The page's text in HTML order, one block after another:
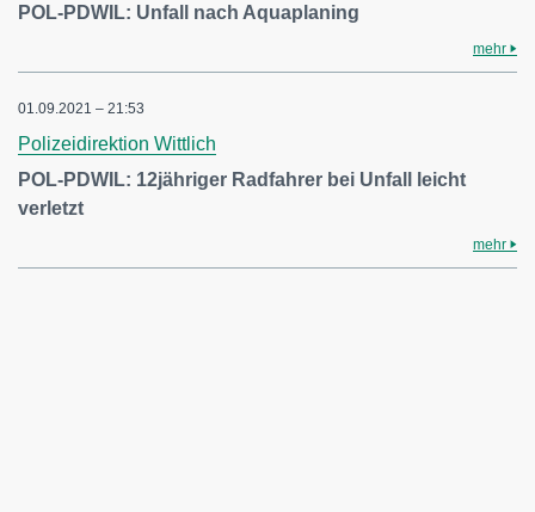
POL-PDWIL: Unfall nach Aquaplaning
mehr
01.09.2021 – 21:53
Polizeidirektion Wittlich
POL-PDWIL: 12jähriger Radfahrer bei Unfall leicht
verletzt
mehr